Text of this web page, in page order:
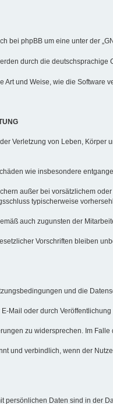
bei phpBB um eine unter der
durch die deutschsprachige
Art und Weise, wie die Software
Verletzung von Leben,
wie insbesondere
außer bei vorsätzlichem
typischerweise
auch zugunsten der
Vorschriften bleiben
und die
Mail oder durch Veröffentlichung
zu widersprechen. Im
und verbindlich, wenn der
persönlichen Daten sind in der